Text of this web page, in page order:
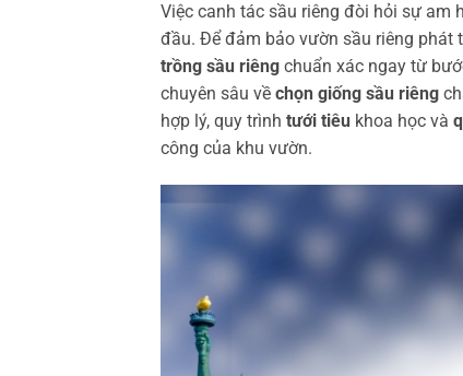
Việc canh tác sầu riêng đòi hỏi sự am
đầu. Để đảm bảo vườn sầu riêng phát
trồng sầu riêng chuẩn xác ngay từ
chuyên sâu về chọn giống sầu riêng
hợp lý, quy trình tưới tiêu khoa học và
công của khu vườn.